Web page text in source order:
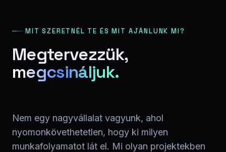
MIT SZERETNÉL TE ÉS MIT AJÁNLUNK MI?
Megtervezzük,
megcsináljuk.
Nem egy nagyvállalat vagyunk, ahol
nyomonkövethetetlen, hogy ki milyen
munkafolyamatot lát el. Mi olyan projektekben